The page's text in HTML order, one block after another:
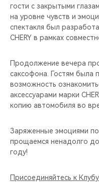
гости с закрытыми
на уровне чувств и
спектакля был
CHERY в рамках
Продолжение вечера
саксофона. Гостям была
возможность
аксессуарами марки
копию автомобиля во
Заряженные эмоциями
прощаемся ненадолго
году!
Присоединяйтесь к